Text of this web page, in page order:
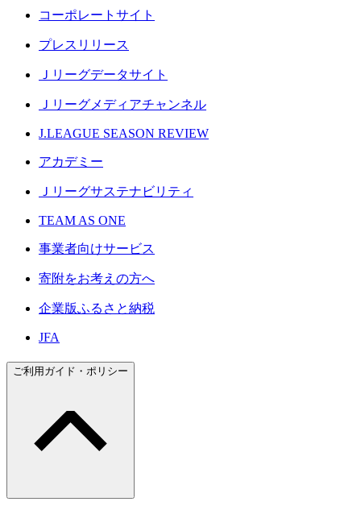
コーポレートサイト
プレスリリース
Ｊリーグデータサイト
Ｊリーグメディアチャンネル
J.LEAGUE SEASON REVIEW
アカデミー
Ｊリーグサステナビリティ
TEAM AS ONE
事業者向けサービス
寄附をお考えの方へ
企業版ふるさと納税
JFA
ご利用ガイド・ポリシー